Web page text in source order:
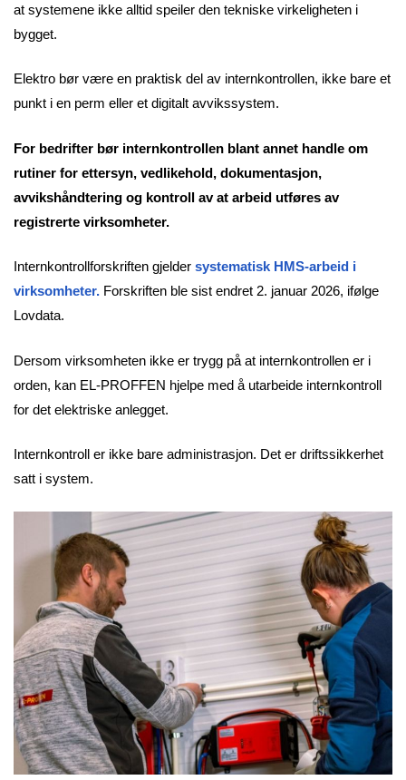
at systemene ikke alltid speiler den tekniske virkeligheten i
bygget.
Elektro bør være en praktisk del av internkontrollen, ikke bare et
punkt i en perm eller et digitalt avvikssystem.
For bedrifter bør internkontrollen blant annet handle om
rutiner for ettersyn, vedlikehold, dokumentasjon,
avvikshåndtering og kontroll av at arbeid utføres av
registrerte virksomheter.
Internkontrollforskriften gjelder systematisk HMS-arbeid i
virksomheter. Forskriften ble sist endret 2. januar 2026, ifølge
Lovdata.
Dersom virksomheten ikke er trygg på at internkontrollen er i
orden, kan EL-PROFFEN hjelpe med å utarbeide internkontroll
for det elektriske anlegget.
Internkontroll er ikke bare administrasjon. Det er driftssikkerhet
satt i system.